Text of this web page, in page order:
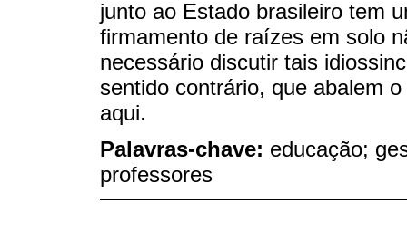
junto ao Estado brasileiro tem
firmamento de raízes em solo
necessário discutir tais
sentido contrário, que abalem
aqui.
Palavras-chave: educação;
professores